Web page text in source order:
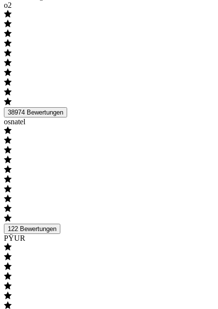
o2
38974 Bewertungen
osnatel
122 Bewertungen
PŸUR